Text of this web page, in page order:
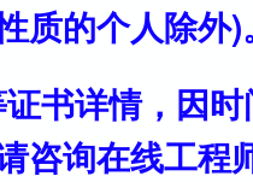
质的个人除外)
书详情，因
咨询在线工程